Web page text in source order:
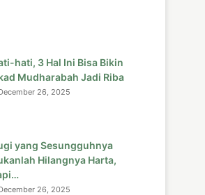
hati, 3 Hal Ini Bisa Bikin
Mudharabah Jadi Riba
26, 2025
yang Sesungguhnya
Hilangnya Harta,
26, 2025